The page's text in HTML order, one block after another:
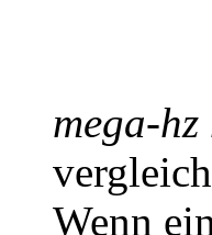
mega-
Wenn